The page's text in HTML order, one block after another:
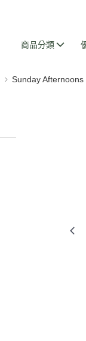
商品分類
Sunday Afternoons